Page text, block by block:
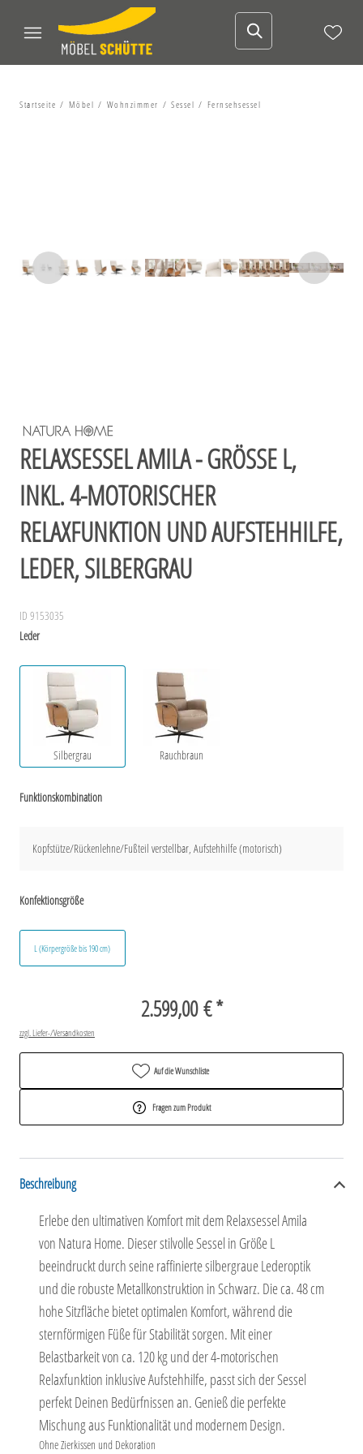
Startseite Möbel Wohnzimmer Sessel Fernsehsessel
RELAXSESSEL AMILA - GRÖSSE L, I
NKL. 4-MOTORISCHER R
ELAXFUNKTION UND AUFSTEHHILFE, L
EDER, SILBERGRAU
ID 9153035
Leder
Silbergrau Rauchbraun
Funktionskombination
Kopfstütze/Rückenlehne/Fußteil verstellbar, Aufstehhilfe (motorisch)
Konfektionsgröße
L (Körpergröße bis 190 cm)
2.599,00 € *
zzgl. Liefer-/Versandkosten
Auf die Wunschliste
Fragen zum Produkt
Beschreibung
Erlebe den ultimativen Komfort mit dem Relaxsessel Amila
von Natura Home. Dieser stilvolle Sessel in Größe L
beeindruckt durch seine raffinierte silbergraue Lederoptik
und die robuste Metallkonstruktion in Schwarz. Die ca. 48 cm
hohe Sitzfläche bietet optimalen Komfort, während die
sternförmigen Füße für Stabilität sorgen. Mit einer
Belastbarkeit von ca. 120 kg und der 4-motorischen
Relaxfunktion inklusive Aufstehhilfe, passt sich der Sessel
perfekt Deinen Bedürfnissen an. Genieß die perfekte
Mischung aus Funktionalität und modernem Design.
Ohne Zierkissen und Dekoration